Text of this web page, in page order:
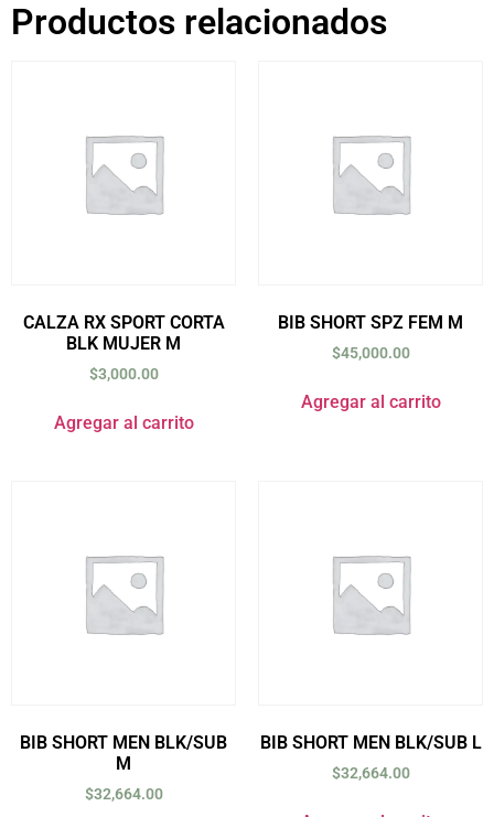
Productos relacionados
CALZA RX SPORT CORTA
BLK MUJER M
$3,000.00
Agregar al carrito
BIB SHORT SPZ FEM M
$45,000.00
Agregar al carrito
BIB SHORT MEN BLK/SUB
M
$32,664.00
BIB SHORT MEN BLK/SUB L
$32,664.00